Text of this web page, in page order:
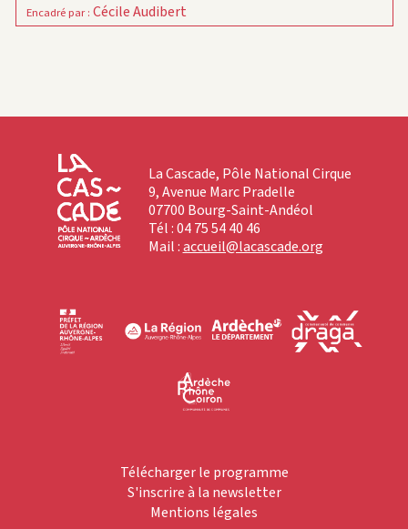
Encadré par: Cécile Audibert
La Cascade, Pôle National Cirque
9, Avenue Marc Pradelle
07700 Bourg-Saint-Andéol
Tél : 04 75 54 40 46
Mail :accueil@lacascade.org
Télécharger le programme
S'inscrire à la newsletter
Mentions légales